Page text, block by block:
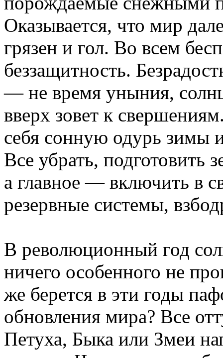
Оказывается, что мир
грязен и гол. Во всем
беззащитность.
— не время уныния,
вверх зовет к
себя сонную одурь зимы
Все убрать, подготовить
а главное — включить в
резервные системы,
В революционный год
ничего особенного не
же берется в эти годы
обновления мира? Все
Петуха, Быка или Змеи